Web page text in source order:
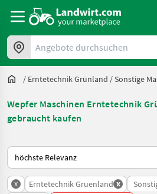
Angebote durchsuchen
/ Erntetechnik Grünland /Sonstige
Wepfer Maschinen Erntetechnik
gebraucht kaufen
So wird auf Landwirt.com sortiert
x Erntetechnik Gruenland x